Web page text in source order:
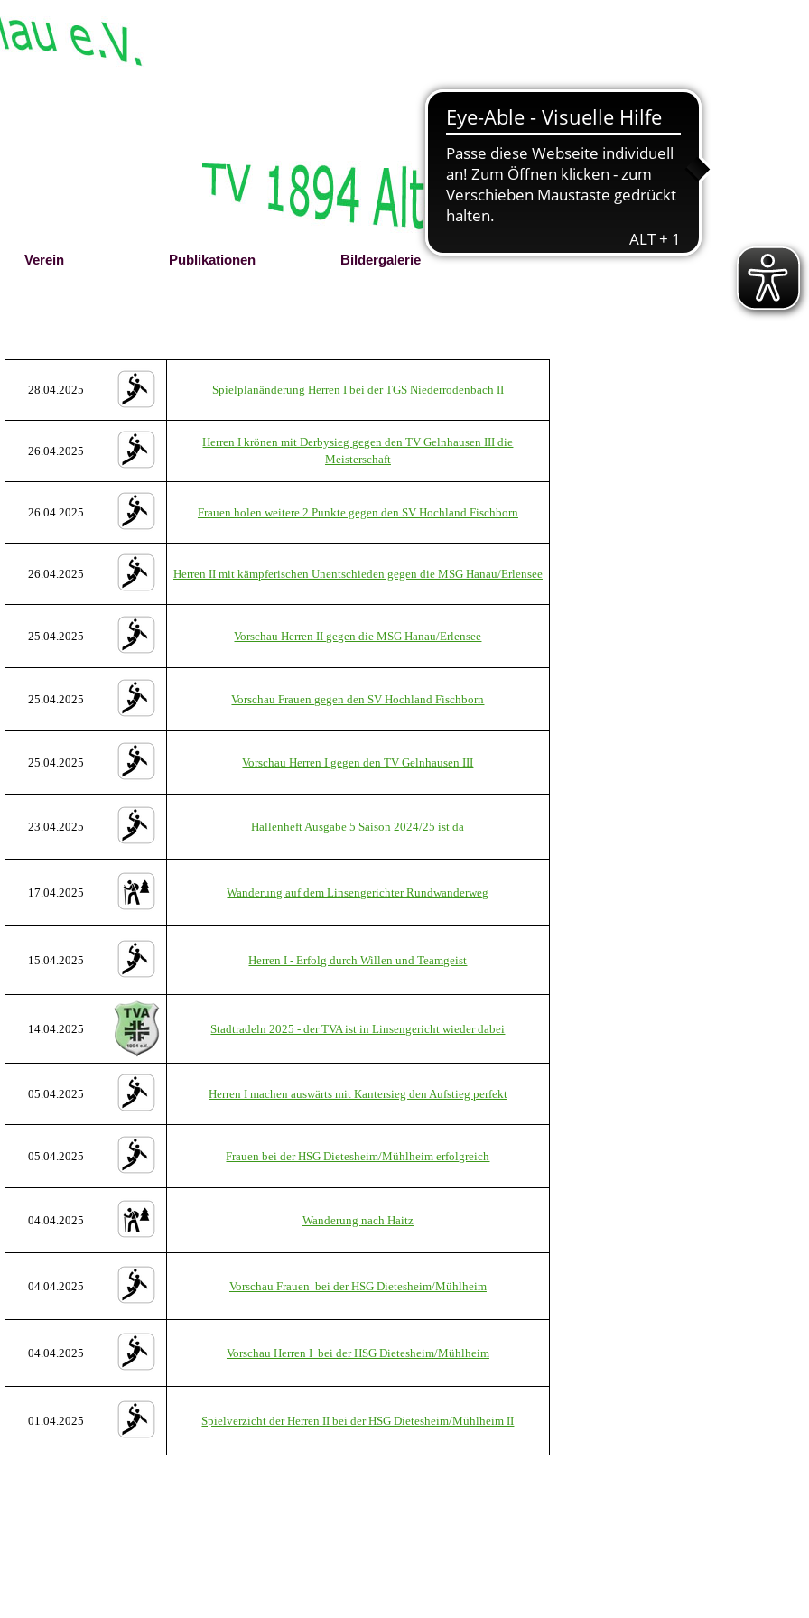
▼
Verein ▼
Publikationen ▼
Bildergalerie ▼
28.04.2025 Spielplanänderung Herren I bei der TGS Niederrodenbach II
26.04.2025
Herren I krönen mit Derbysieg gegen den TV Gelnhausen III die
Meisterschaft
26.04.2025 Frauen holen weitere 2 Punkte gegen den SV Hochland Fischborn
26.04.2025 Herren II mit kämpferischen Unentschieden gegen die MSG Hanau/Erlensee
25.04.2025 Vorschau Herren II gegen die MSG Hanau/Erlensee
25.04.2025 Vorschau Frauen gegen den SV Hochland Fischborn
25.04.2025 Vorschau Herren I gegen den TV Gelnhausen III
23.04.2025 Hallenheft Ausgabe 5 Saison 2024/25 ist da
17.04.2025 Wanderung auf dem Linsengerichter Rundwanderweg
15.04.2025 Herren I - Erfolg durch Willen und Teamgeist
14.04.2025 Stadtradeln 2025 - der TVA ist in Linsengericht wieder dabei
05.04.2025 Herren I machen auswärts mit Kantersieg den Aufstieg perfekt
05.04.2025 Frauen bei der HSG Dietesheim/Mühlheim erfolgreich
04.04.2025 Wanderung nach Haitz
04.04.2025 Vorschau Frauen bei der HSG Dietesheim/Mühlheim
04.04.2025 Vorschau Herren I bei der HSG Dietesheim/Mühlheim
01.04.2025 Spielverzicht der Herren II bei der HSG Dietesheim/Mühlheim II